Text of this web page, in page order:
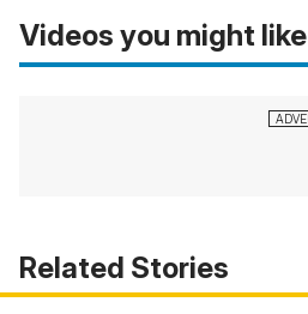
Videos you might like
Related Stories